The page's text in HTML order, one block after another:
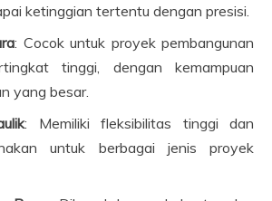
ketinggian tertentu dengan presisi.
: Cocok untuk proyek pembangunan
tinggi, dengan kemampuan
yang besar.
: Memiliki fleksibilitas tinggi dan
untuk berbagai jenis proyek